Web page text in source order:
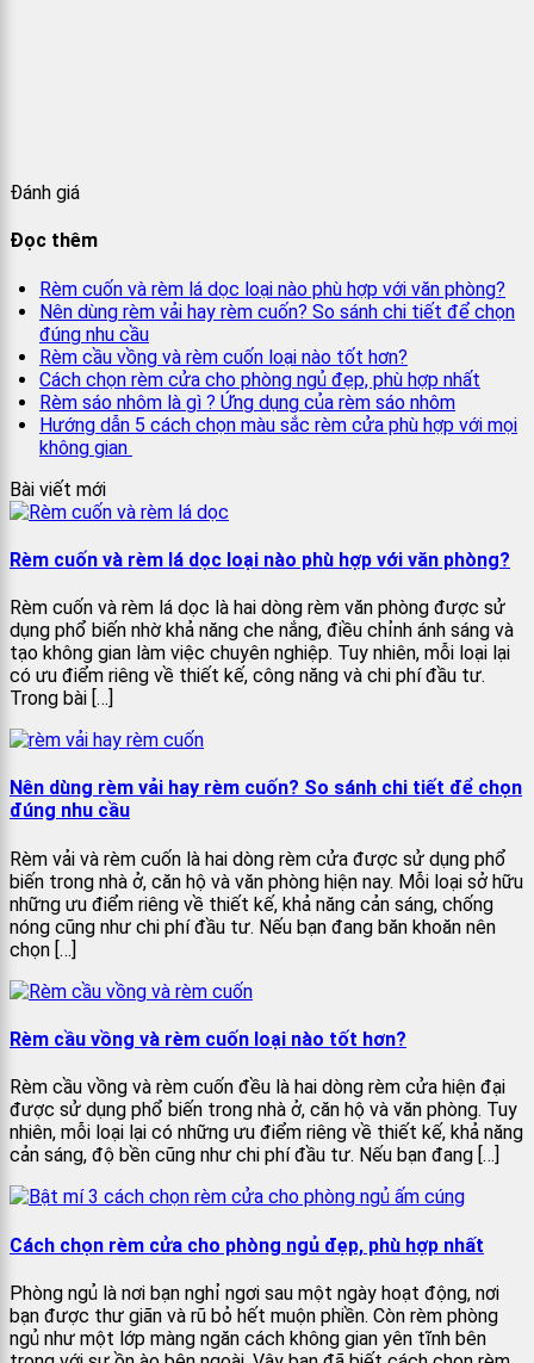
Đánh giá
Đọc thêm
Rèm cuốn và rèm lá dọc loại nào phù hợp với văn phòng?
Nên dùng rèm vải hay rèm cuốn? So sánh chi tiết để chọn
đúng nhu cầu
Rèm cầu vồng và rèm cuốn loại nào tốt hơn?
Cách chọn rèm cửa cho phòng ngủ đẹp, phù hợp nhất
Rèm sáo nhôm là gì ? Ứng dụng của rèm sáo nhôm
Hướng dẫn 5 cách chọn màu sắc rèm cửa phù hợp với mọi
không gian
Bài viết mới
Rèm cuốn và rèm lá dọc loại nào phù hợp với văn phòng?
Rèm cuốn và rèm lá dọc là hai dòng rèm văn phòng được sử
dụng phổ biến nhờ khả năng che nắng, điều chỉnh ánh sáng và
tạo không gian làm việc chuyên nghiệp. Tuy nhiên, mỗi loại lại
có ưu điểm riêng về thiết kế, công năng và chi phí đầu tư.
Trong bài […]
Nên dùng rèm vải hay rèm cuốn? So sánh chi tiết để chọn
đúng nhu cầu
Rèm vải và rèm cuốn là hai dòng rèm cửa được sử dụng phổ
biến trong nhà ở, căn hộ và văn phòng hiện nay. Mỗi loại sở hữu
những ưu điểm riêng về thiết kế, khả năng cản sáng, chống
nóng cũng như chi phí đầu tư. Nếu bạn đang băn khoăn nên
chọn […]
Rèm cầu vồng và rèm cuốn loại nào tốt hơn?
Rèm cầu vồng và rèm cuốn đều là hai dòng rèm cửa hiện đại
được sử dụng phổ biến trong nhà ở, căn hộ và văn phòng. Tuy
nhiên, mỗi loại lại có những ưu điểm riêng về thiết kế, khả năng
cản sáng, độ bền cũng như chi phí đầu tư. Nếu bạn đang […]
Cách chọn rèm cửa cho phòng ngủ đẹp, phù hợp nhất
Phòng ngủ là nơi bạn nghỉ ngơi sau một ngày hoạt động, nơi
bạn được thư giãn và rũ bỏ hết muộn phiền. Còn rèm phòng
ngủ như một lớp màng ngăn cách không gian yên tĩnh bên